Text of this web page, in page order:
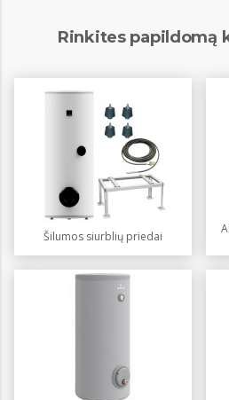
Rinkites papildomą
Šilumos siurblių priedai